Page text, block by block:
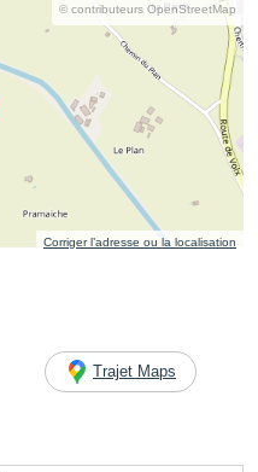
© contributeurs OpenStreetMap
Corriger l’adresse ou la localisation
Trajet Maps